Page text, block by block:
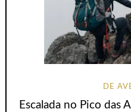
DE
Escalada no Pico das